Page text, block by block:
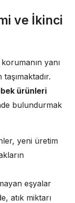
ve İkinci
yanı
ürünleri
bulundurmak
yeni üretim
eşyalar
atık miktarı